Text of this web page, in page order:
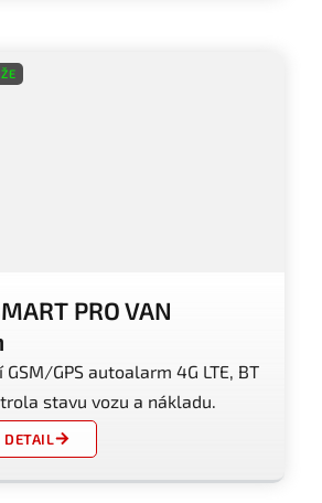
PRO VAN
GPS autoalarm 4G LTE, BT
stavu vozu a nákladu.
DETAIL